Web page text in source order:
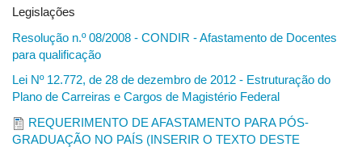
Legislações
Resolução n.º 08/2008 - CONDIR - Afastamento de Docentes
para qualificação
Lei Nº 12.772, de 28 de dezembro de 2012 - Estruturação do
Plano de Carreiras e Cargos de Magistério Federal
REQUERIMENTO DE AFASTAMENTO PARA PÓS-
GRADUAÇÃO NO PAÍS (INSERIR O TEXTO DESTE